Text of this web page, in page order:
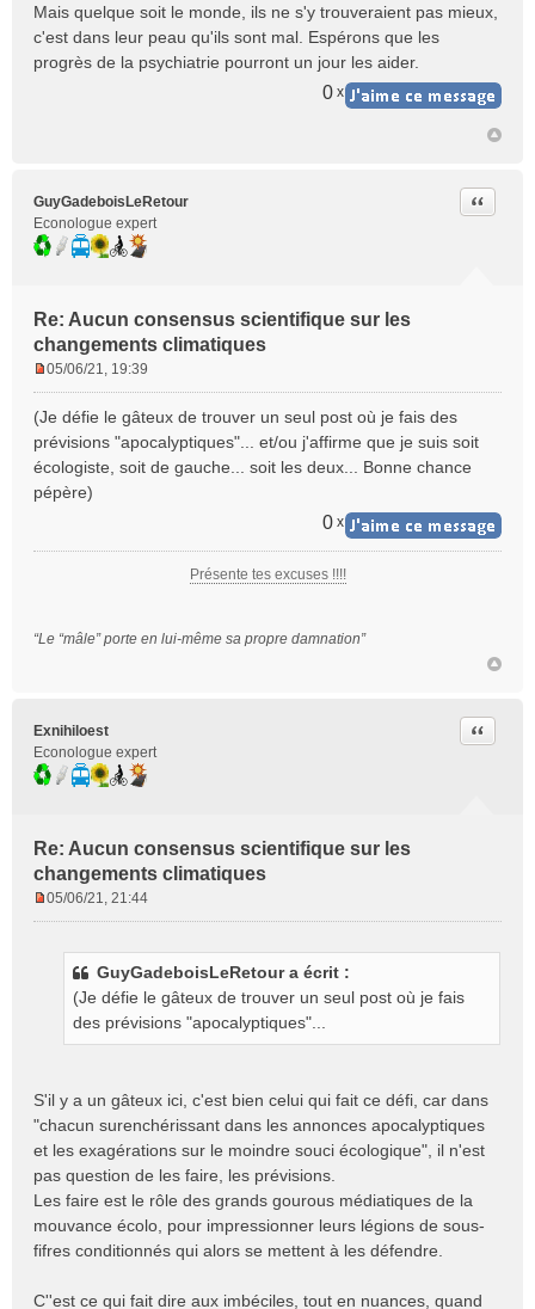
Mais quelque soit le monde, ils ne s'y trouveraient pas mieux,
c'est dans leur peau qu'ils sont mal. Espérons que les
progrès de la psychiatrie pourront un jour les aider.
0 x
GuyGadeboisLeRetour
Econologue expert
Re: Aucun consensus scientifique sur les
changements climatiques
Citer
s
s
a
g
o
05/06/21, 19:39
(Je défie le gâteux de trouver un seul post où je fais des
prévisions "apocalyptiques"... et/ou j'affirme que je suis soit
écologiste, soit de gauche... soit les deux... Bonne chance
pépère)
0 x
Présente tes excuses !!!!
“Le “mâle” porte en lui-même sa propre damnation”
Exnihiloest
Econologue expert
Re: Aucun consensus scientifique sur les
changements climatiques
Citer
n
l
u
05/06/21, 21:44
GuyGadeboisLeRetour a écrit :
(Je défie le gâteux de trouver un seul post où je fais
des prévisions "apocalyptiques"...
S'il y a un gâteux ici, c'est bien celui qui fait ce défi, car dans
"chacun surenchérissant dans les annonces apocalyptiques
et les exagérations sur le moindre souci écologique", il n'est
pas question de les faire, les prévisions.
Les faire est le rôle des grands gourous médiatiques de la
mouvance écolo, pour impressionner leurs légions de sous-
fifres conditionnés qui alors se mettent à les défendre.
C''est ce qui fait dire aux imbéciles, tout en nuances, quand